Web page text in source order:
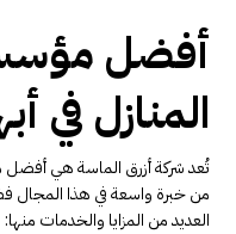
أفضل
المنازل في
تُعد شركة أزرق الماسة هي أفضل
من خبرة واسعة في هذا المجال
العديد من المزايا والخدمات منها: